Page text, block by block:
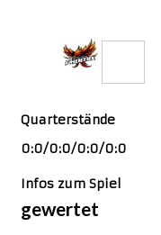
Quarterstände
0:0/0:0/0:0/0:0
Infos zum Spiel
gewertet